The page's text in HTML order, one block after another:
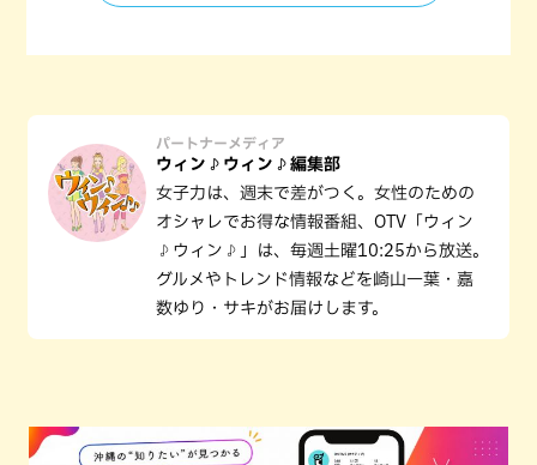
パートナーメディア
ウィン♪ウィン♪編集部
女子力は、週末で差がつく。女性のための
オシャレでお得な情報番組、OTV「ウィン
♪ウィン♪」は、毎週土曜10:25から放送。
グルメやトレンド情報などを崎山一葉・嘉
数ゆり・サキがお届けします。